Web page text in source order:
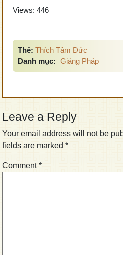
Views: 446
Thẻ: Thích Tâm Đức
Danh mục: Giảng Pháp
Leave a Reply
Your email address will not be
fields are marked *
Comment*